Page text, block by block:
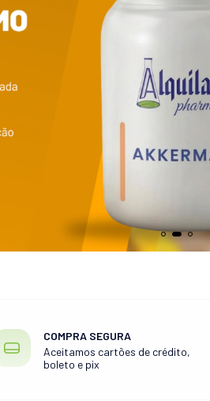
COMPRA SEGURA
Aceitamos cartões de crédito,
boleto e pix